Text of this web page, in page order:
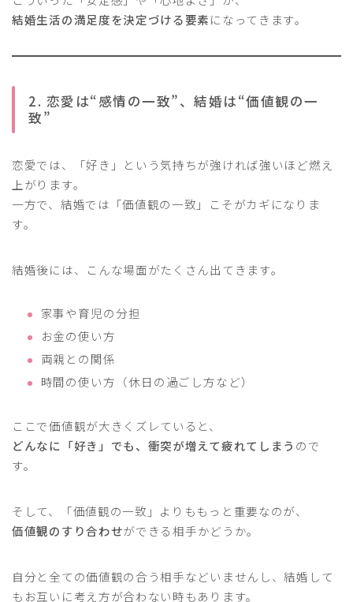
結婚生活の満足度を決定づける要素になってきます。
2. 恋愛は“感情の一致”、結婚は“価値観の一
致”
恋愛では、「好き」という気持ちが強ければ強いほど燃え
上がります。
一方で、結婚では「価値観の一致」こそがカギになりま
す。
結婚後には、こんな場面がたくさん出てきます。
家事や育児の分担
お金の使い方
両親との関係
時間の使い方（休日の過ごし方など）
ここで価値観が大きくズレていると、
どんなに「好き」でも、衝突が増えて疲れてしまう ので
す。
そして、「価値観の一致」よりももっと重要なのが、
価値観のすり合わせができる相手かどうか。
自分と全ての価値観の合う相手などいませんし、結婚して
もお互いに考え方が合わない時もあります。